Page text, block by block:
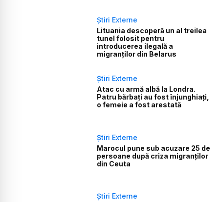
Știri Externe
Lituania descoperă un al treilea
tunel folosit pentru
introducerea ilegală a
migranților din Belarus
Știri Externe
Atac cu armă albă la Londra.
Patru bărbați au fost înjunghiați,
o femeie a fost arestată
Știri Externe
Marocul pune sub acuzare 25 de
persoane după criza migranților
din Ceuta
Știri Externe